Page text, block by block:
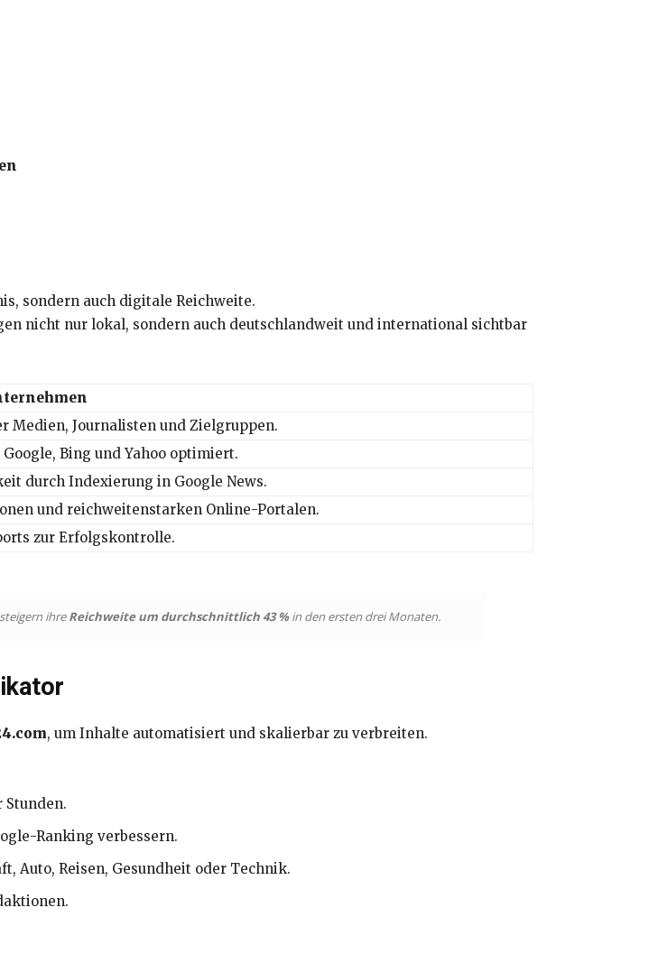
sondern auch digitale Reichweite.
nicht nur lokal, sondern auch deutschlandweit und international sichtbar
Medien, Journalisten und Zielgruppen.
Bing und Yahoo optimiert.
durch Indexierung in Google News.
und reichweitenstarken Online-Portalen.
zur Erfolgskontrolle.
ihreReichweite um durchschnittlich 43 %in den ersten drei Monaten.
, um Inhalte automatisiert und skalierbar zu verbreiten.
Ranking verbessern.
Auto, Reisen, Gesundheit oder Technik.